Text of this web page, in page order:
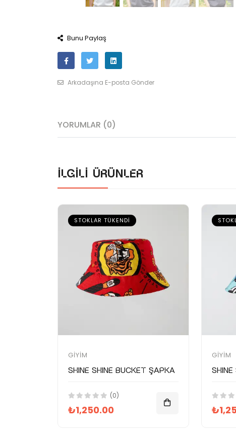
Bunu Paylaş
Arkadaşına E-posta Gönder
YORUMLAR (0)
İlgili ürünler
STOKLAR TÜKENDI
GIYIM
SHINE SHINE Bucket Şapka
(0)
₺1,250.00
GIYIM